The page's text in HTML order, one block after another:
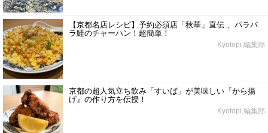
【京都名店レシピ】予約必須店「秋華」直伝 、パラパ
ラ鮭のチャーハン！超簡単！
Kyotopi 編集部
京都の超人気立ち飲み「すいば」が美味しい『から揚
げ』の作り方を伝授！
Kyotopi 編集部